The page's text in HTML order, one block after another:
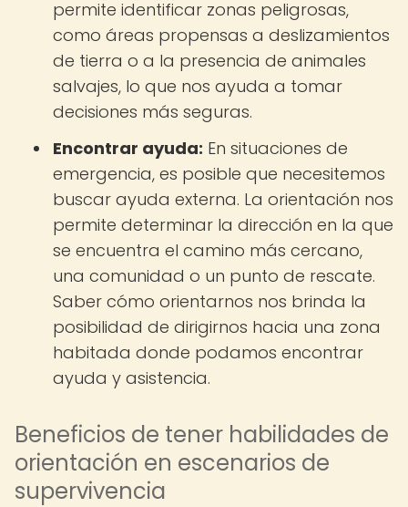
permite identificar zonas peligrosas,
como áreas propensas a deslizamientos
de tierra o a la presencia de animales
salvajes, lo que nos ayuda a tomar
decisiones más seguras.
Encontrar ayuda: En situaciones de
emergencia, es posible que necesitemos
buscar ayuda externa. La orientación nos
permite determinar la dirección en la que
se encuentra el camino más cercano,
una comunidad o un punto de rescate.
Saber cómo orientarnos nos brinda la
posibilidad de dirigirnos hacia una zona
habitada donde podamos encontrar
ayuda y asistencia.
Beneficios de tener habilidades de
orientación en escenarios de
supervivencia